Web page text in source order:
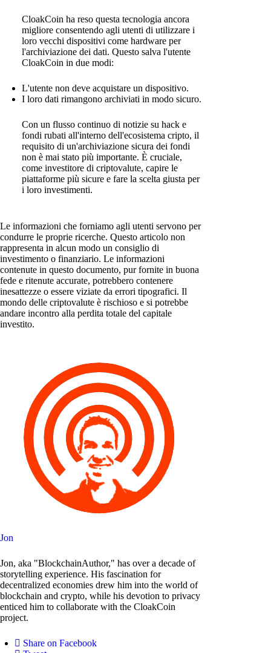
CloakCoin ha reso questa tecnologia ancora
migliore consentendo agli utenti di utilizzare i
loro vecchi dispositivi come hardware per
l'archiviazione dei dati. Questo salva l'utente
CloakCoin in due modi:
L'utente non deve acquistare un dispositivo.
I loro dati rimangono archiviati in modo sicuro.
Con un flusso continuo di notizie su hack e
fondi rubati all'interno dell'ecosistema cripto, il
requisito di un'archiviazione sicura dei fondi
non è mai stato più importante. È cruciale,
come investitore di criptovalute, capire le
piattaforme più sicure e fare la scelta giusta per
i loro investimenti.
Le informazioni che forniamo agli utenti servono per
condurre le proprie ricerche. Questo articolo non
rappresenta in alcun modo un consiglio di
investimento o finanziario. Le informazioni
contenute in questo documento, pur fornite in buona
fede e ritenute accurate, potrebbero contenere
inesattezze o essere viziate da errori tipografici. Il
mondo delle criptovalute è rischioso e si potrebbe
andare incontro alla perdita totale del capitale
investito.
Jon
Jon, aka "BlockchainAuthor," has over a decade of
storytelling experience. His fascination for
decentralized economies drew him into the world of
blockchain and crypto, while his devotion to privacy
enticed him to collaborate with the CloakCoin
project.
Share on Facebook